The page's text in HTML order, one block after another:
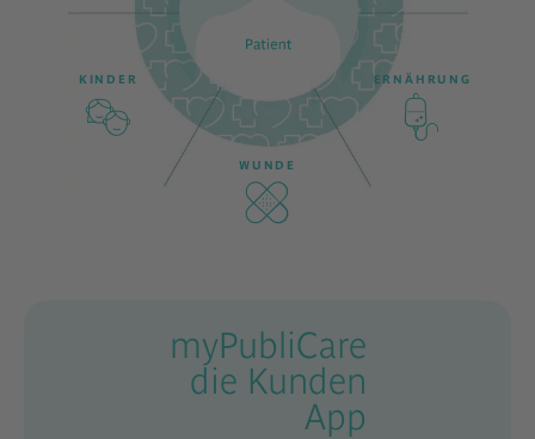
ERNÄHRUNG
WUNDE
KINDER
myPubliCare
die Kunden
App